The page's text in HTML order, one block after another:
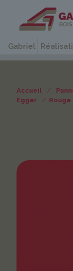
Gabriel
Accueil /
Egger
/ Rouge